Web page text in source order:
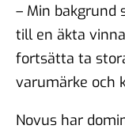
– Min
till en äkta
fortsätta ta
varumärke och
Novus har